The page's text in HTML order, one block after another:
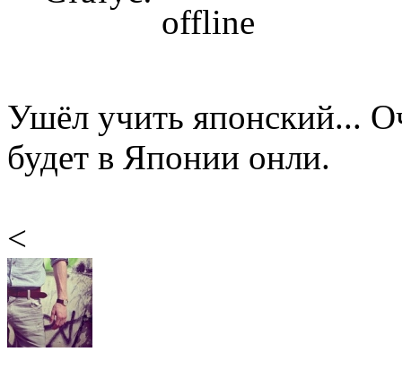
Ушёл учить японский...
будет в Японии онли.
<